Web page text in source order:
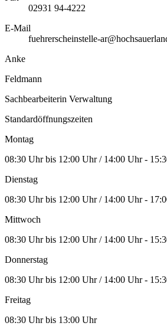
02931 94-4222
E-Mail
fuehrerscheinstelle-
Anke
Feldmann
Sachbearbeiterin Verwaltung
Standardöffnungszeiten
Montag
08:30 Uhr bis 12:00 Uhr / 14:00 Uhr -
Dienstag
08:30 Uhr bis 12:00 Uhr / 14:00 Uhr -
Mittwoch
08:30 Uhr bis 12:00 Uhr / 14:00 Uhr -
Donnerstag
08:30 Uhr bis 12:00 Uhr / 14:00 Uhr -
Freitag
08:30 Uhr bis 13:00 Uhr